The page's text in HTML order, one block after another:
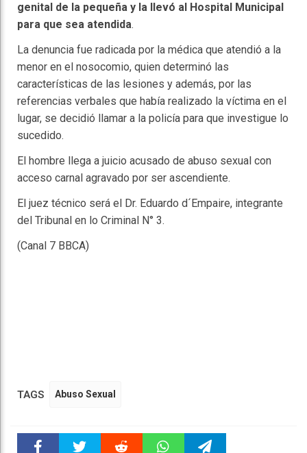
genital de la pequeña y la llevó al Hospital Municipal
para que sea atendida.
La denuncia fue radicada por la médica que atendió a la
menor en el nosocomio, quien determinó las
características de las lesiones y además, por las
referencias verbales que había realizado la víctima en el
lugar, se decidió llamar a la policía para que investigue lo
sucedido.
El hombre llega a juicio acusado de abuso sexual con
acceso carnal agravado por ser ascendiente.
El juez técnico será el Dr. Eduardo d´Empaire, integrante
del Tribunal en lo Criminal N° 3.
(Canal 7 BBCA)
TAGS Abuso Sexual